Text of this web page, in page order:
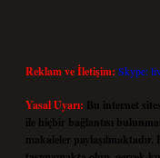
Reklam ve İletişim: Skype:
Yasal Uyarı: Bu internet
ile hiçbir bağlantısı
makaleler